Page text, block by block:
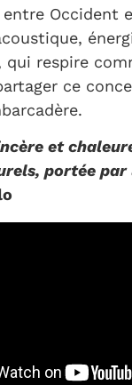
Occident
qui respire
ce
et
portée